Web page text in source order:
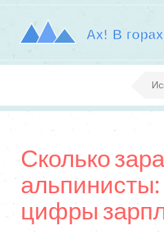
Сколько
цифры